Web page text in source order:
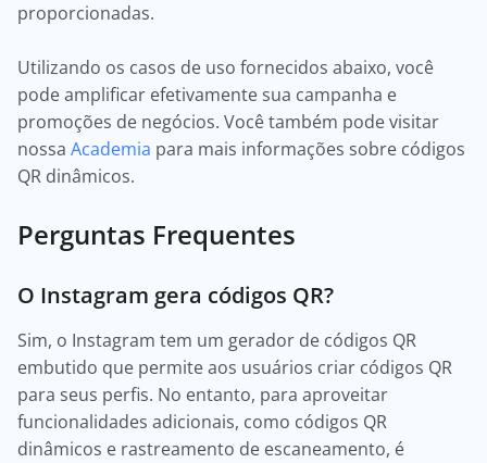
proporcionadas.
Utilizando os casos de uso fornecidos abaixo, você
pode amplificar efetivamente sua campanha e
promoções de negócios. Você também pode visitar
nossa Academia para mais informações sobre códigos
QR dinâmicos.
Perguntas Frequentes
O Instagram gera códigos QR?
Sim, o Instagram tem um gerador de códigos QR
embutido que permite aos usuários criar códigos QR
para seus perfis. No entanto, para aproveitar
funcionalidades adicionais, como códigos QR
dinâmicos e rastreamento de escaneamento, é